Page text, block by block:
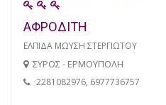
ΑΦΡΟΔΙΤΗ
ΕΛΠΙΔΑ ΜΩΥΣΗ ΣΤΕΡΓΙΩΤΟΥ
ΣΥΡΟΣ - ΕΡΜΟΥΠΟΛΗ
2281082976, 6977736757